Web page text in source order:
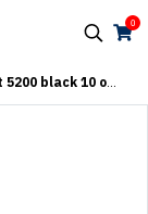
0
10 oz Cartridge #06504